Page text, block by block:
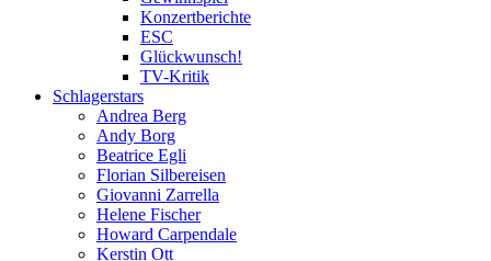
Konzertberichte
ESC
Glückwunsch!
TV-Kritik
Schlagerstars
Andrea Berg
Andy Borg
Beatrice Egli
Florian Silbereisen
Giovanni Zarrella
Helene Fischer
Howard Carpendale
Kerstin Ott